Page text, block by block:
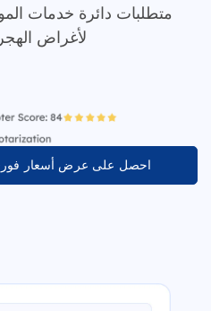
متطلبات دائرة خدمات
لأغراض
احصل على عرض أسعار فوري